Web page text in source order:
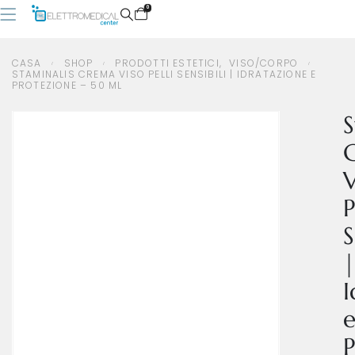
0
CASA SHOP PRODOTTI ESTETICI
CASA SHOP PRODOTTI ESTETICI,
VISO/CORPO
STAMINALIS CREMA VISO PELLI SENSIBILI | IDRATAZIONE E
PROTEZIONE – 50 ML
|
e